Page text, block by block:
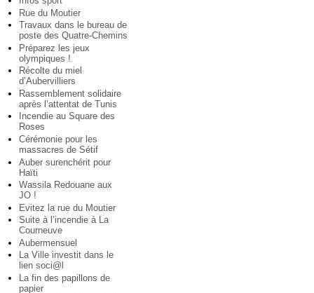
Rue du Moutier
Travaux dans le bureau de
poste des Quatre-Chemins
Préparez les jeux
olympiques !
Récolte du miel
d’Aubervilliers
Rassemblement solidaire
après l’attentat de Tunis
Incendie au Square des
Roses
Cérémonie pour les
massacres de Sétif
Auber surenchérit pour
Haïti
Wassila Redouane aux
JO !
Evitez la rue du Moutier
Suite à l’incendie à La
Courneuve
Aubermensuel
La Ville investit dans le
lien soci@l
La fin des papillons de
papier